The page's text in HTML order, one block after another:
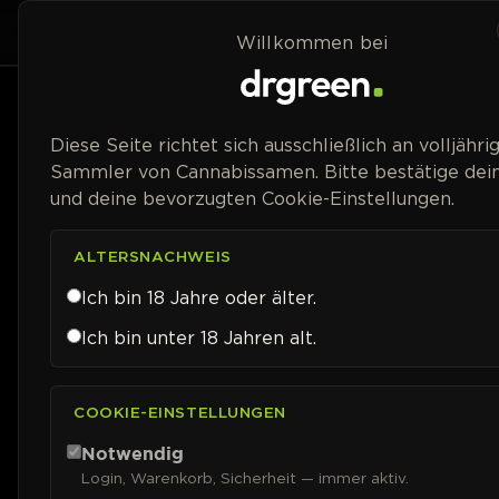
Zum Inhalt springen
Home
Willkommen bei
Diese Seite richtet sich ausschließlich an
Sammler von Cannabissamen. Bitte bestätige
und deine bevorzugten Cookie-Einstellungen.
ALTERSNACHWEIS
Ich bin 18 Jahre oder älter.
Ich bin unter 18 Jahren alt.
COOKIE-EINSTELLUNGEN
Notwendig
Login, Warenkorb, Sicherheit — immer aktiv.